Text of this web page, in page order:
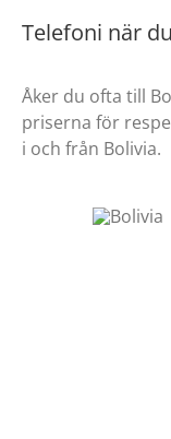
Telefoni när
Åker du ofta till
priserna för
i och från Bolivia.